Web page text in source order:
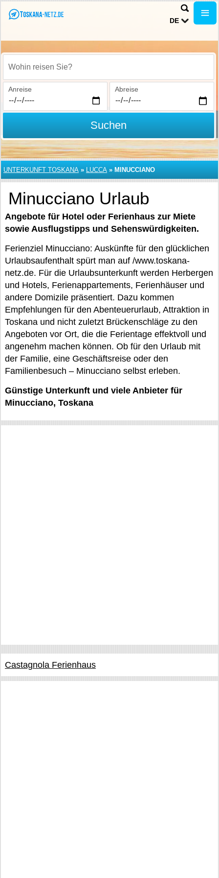
DE
Wohin reisen Sie?
Anreise Abreise
Suchen
UNTERKUNFT TOSKANA » LUCCA » MINUCCIANO
Minucciano Urlaub
Angebote für Hotel oder Ferienhaus zur Miete
sowie Ausflugstipps und Sehenswürdigkeiten.
Ferienziel Minucciano: Auskünfte für den glücklichen
Urlaubsaufenthalt spürt man auf /www.toskana-
netz.de. Für die Urlaubsunterkunft werden Herbergen
und Hotels, Ferienappartements, Ferienhäuser und
andere Domizile präsentiert. Dazu kommen
Empfehlungen für den Abenteuerurlaub, Attraktion in
Toskana und nicht zuletzt Brückenschläge zu den
Angeboten vor Ort, die die Ferientage effektvoll und
angenehm machen können. Ob für den Urlaub mit
der Familie, eine Geschäftsreise oder den
Familienbesuch – Minucciano selbst erleben.
Günstige Unterkunft und viele Anbieter für
Minucciano, Toskana
Castagnola Ferienhaus